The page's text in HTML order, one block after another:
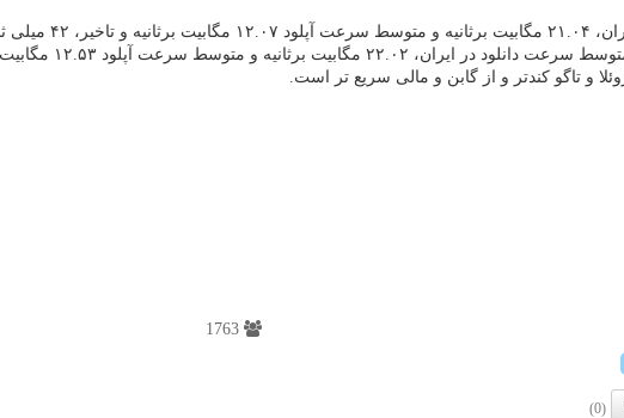
می رساند.
و تاگو کندتر و از گابن و مالی سریع تر است.
(0)